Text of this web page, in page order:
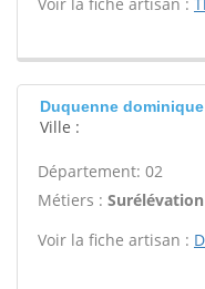
Duquenne dominique
Ville :
Département: 02
Métiers :
Voir la fiche artisan :